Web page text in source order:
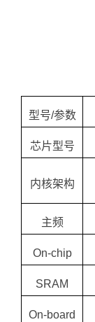
型号/参数
芯片型号
内核架构
主频
On-chip
SRAM
On-board